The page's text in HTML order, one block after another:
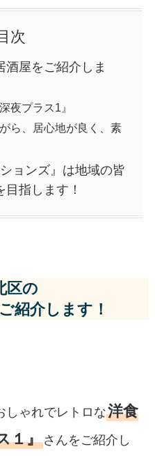
次
酒屋をご紹介しま
夜プラス1』
ら、居心地が良く、素
ョンズ』は地域の皆
指します！
区の
紹介します！
しゃれでレトロな洋食
１』さんをご紹介し